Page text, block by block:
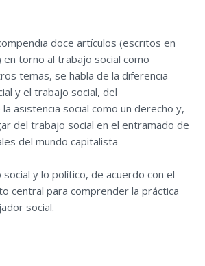
doce artículos (escritos en
torno al trabajo social como
temas, se habla de la diferencia
y el trabajo social, del
asistencia social como un derecho y,
del trabajo social en el entramado de
del mundo capitalista
y lo político, de acuerdo con el
central para comprender la práctica
social.